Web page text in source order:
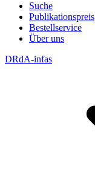
Suche
Publikationspreis
Bestellservice
Über uns
DRdA-infas